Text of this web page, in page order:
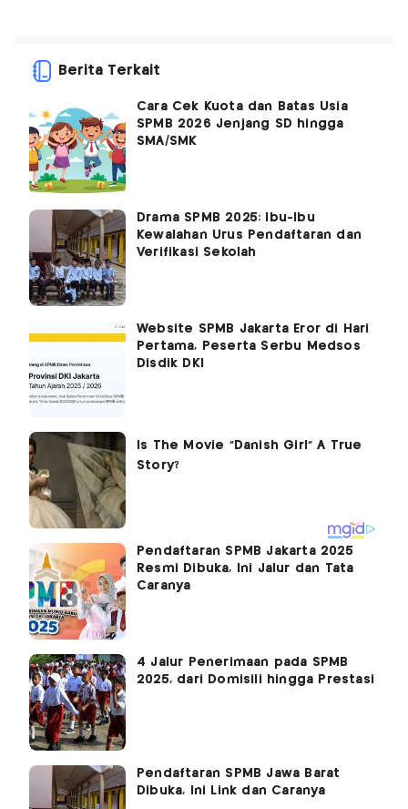
Berita Terkait
Cara Cek Kuota dan Batas Usia
SPMB 2026 Jenjang SD hingga
SMA/SMK
Drama SPMB 2025: Ibu-Ibu
Kewalahan Urus Pendaftaran dan
Verifikasi Sekolah
Website SPMB Jakarta Eror di Hari
Pertama, Peserta Serbu Medsos
Disdik DKI
Pendaftaran SPMB Jakarta 2025
Resmi Dibuka, Ini Jalur dan Tata
Caranya
4 Jalur Penerimaan pada SPMB
2025, dari Domisili hingga Prestasi
Pendaftaran SPMB Jawa Barat
Dibuka, Ini Link dan Caranya